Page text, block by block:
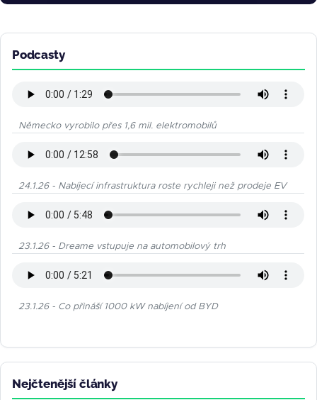
Podcasty
Německo vyrobilo přes 1,6 mil. elektromobilů
24.1.26 - Nabíjecí infrastruktura roste rychleji než prodeje EV
23.1.26 - Dreame vstupuje na automobilový trh
23.1.26 - Co přináší 1000 kW nabíjení od BYD
Nejčtenější články